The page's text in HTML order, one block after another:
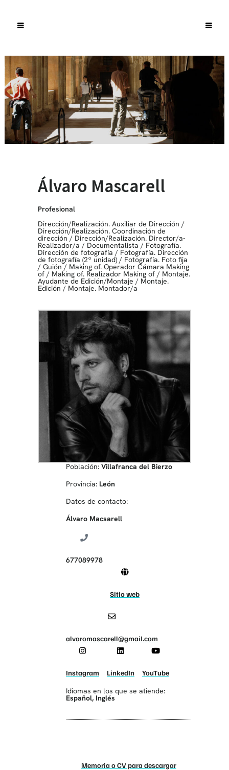
Álvaro Mascarell
Profesional
Dirección/Realización. Auxiliar de Dirección /
Dirección/Realización. Coordinación de
dirección/ Dirección/Realización. Director/a-
Realizador/a / Documentalista / Fotografía.
Dirección de fotografía / Fotografía. Dirección
de fotografía (2º unidad)/ Fotografía. Foto fija
/ Guión/ Making of. Operador Cámara Making
of/ Making of. Realizador Making of/ Montaje.
Ayudante de Edición/Montaje / Montaje.
Edición / Montaje. Montador/a
Población: Villafranca del Bierzo
Provincia: León
Datos de contacto:
Álvaro Macsarell
677089978
Sitio web
alvaromascarell@gmail.com
Instagram LinkedIn YouTube
Idiomas en los que se atiende:
Español, Inglés
Memoria o CV para descargar